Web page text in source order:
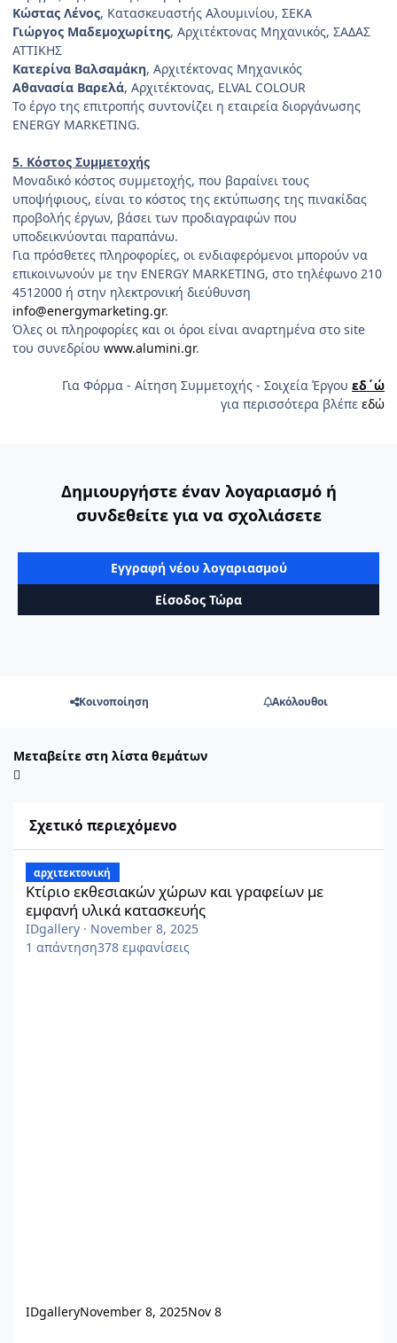
Κώστας Λένος, Κατασκευαστής Αλουμινίου, ΣΕΚΑ
Γιώργος Μαδεμοχωρίτης, Αρχιτέκτονας Μηχανικός, ΣΑΔΑΣ
ΑΤΤΙΚΗΣ
Κατερίνα Βαλσαμάκη, Αρχιτέκτονας Μηχανικός
Αθανασία Βαρελά, Αρχιτέκτονας, ELVAL COLOUR
Το έργο της επιτροπής συντονίζει η εταιρεία διοργάνωσης
ENERGY MARKETING.
5. Κόστος Συμμετοχής
Μοναδικό κόστος συμμετοχής, που βαραίνει τους
υποψήφιους, είναι το κόστος της εκτύπωσης της πινακίδας
προβολής έργων, βάσει των προδιαγραφών που
υποδεικνύονται παραπάνω.
Για πρόσθετες πληροφορίες, οι ενδιαφερόμενοι μπορούν να
επικοινωνούν με την ENERGY MARKETING, στο τηλέφωνο 210
4512000 ή στην ηλεκτρονική διεύθυνση
info@energymarketing.gr.
Όλες οι πληροφορίες και οι όροι είναι αναρτημένα στο site
του συνεδρίου www.alumini.gr.
Για Φόρμα - Αίτηση Συμμετοχής - Σοιχεία Έργου εδ΄ώ
για περισσότερα βλέπε εδώ
Δημιουργήστε έναν λογαριασμό ή
συνδεθείτε για να σχολιάσετε
Εγγραφή νέου λογαριασμού
Είσοδος Τώρα
Κοινοποίηση Ακόλουθοι
Μεταβείτε στη λίστα θεμάτων
Σχετικό περιεχόμενο
Κτίριο εκθεσιακών χώρων και γραφείων με εμφανή υλικά
αρχιτεκτονική
Κτίριο εκθεσιακών χώρων και γραφείων με
εμφανή υλικά κατασκευής
IDgallery · November 8, 2025
1 απάντηση378 εμφανίσεις
IDgalleryNovember 8, 2025Nov 8